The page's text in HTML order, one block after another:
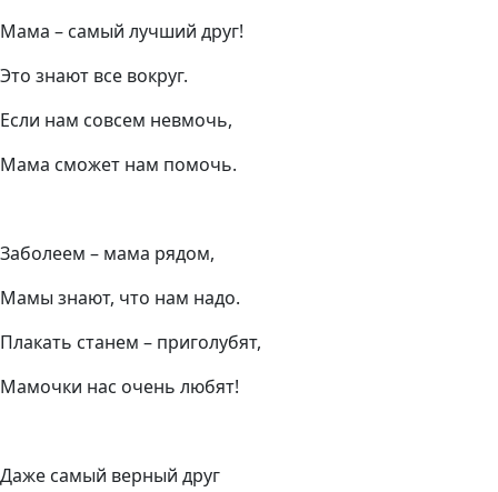
Мама – самый лучший друг!
Это знают все вокруг.
Если нам совсем невмочь,
Мама сможет нам помочь.
Заболеем – мама рядом,
Мамы знают, что нам надо.
Плакать станем – приголубят,
Мамочки нас очень любят!
Даже самый верный друг